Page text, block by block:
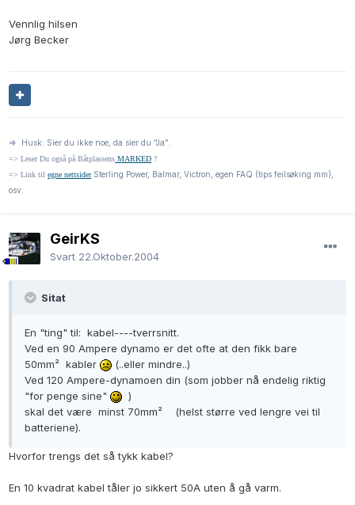
Vennlig hilsen
Jørg Becker
=> Husk: Sier du ikke noe, da sier du "Ja".
=> Leser Du også på Båtplassens MARKED ?
=> Link til egne nettsiderSterling Power, Balmar, Victron, egen FAQ (tips feilsøking mm),
osv.
GeirKS
Svart 22.Oktober.2004
Sitat
En "ting" til: kabel----tverrsnitt.
Ved en 90 Ampere dynamo er det ofte at den fikk bare
50mm² kabler
(..eller mindre..)
Ved 120 Ampere-dynamoen din (som jobber nå endelig riktig
"for penge sine"
)
skal det være minst 70mm² (helst større ved lengre vei til
batteriene).
Hvorfor trengs det så tykk kabel?
En 10 kvadrat kabel tåler jo sikkert 50A uten å gå varm.